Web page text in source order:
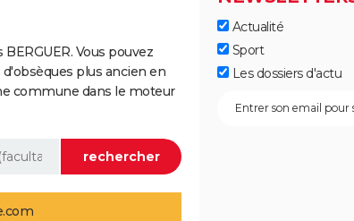
Vous pouvez
plus ancien en
commune dans le moteur
Actualité
Sport
Les dossiers d'actu